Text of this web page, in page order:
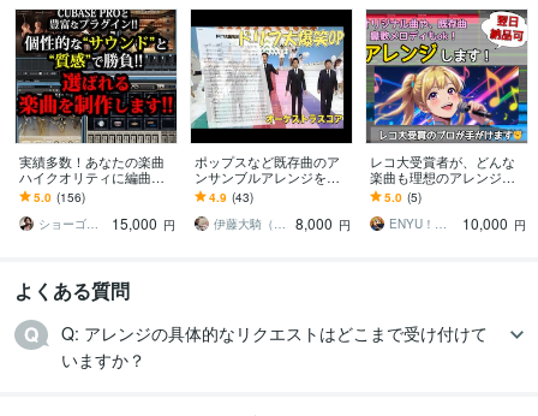
実績多数！あなたの楽曲
ハイクオリティに編曲致
します 個性的な楽曲とサ
ウンドで差別化してみよ
う！
5.0 (156)
ショーゴ＠令和歌謡・CityPop作曲家
15,000 円
ポップスなど既存曲のア
ンサンブルアレンジを承
ります 結婚式やロビー演
奏に！ニーズに応じたど
んな編成でも対応します
4.9 (43)
伊藤大騎（Daiki Ito）
8,000 円
レコ大受賞者が、どんな
楽曲も理想のアレンジに
します メジャー作品も手
がけるプロによるアレン
ジ！ピアノ生演奏！
5.0 (5)
ENYU！音楽とお写真お任せあれ！
10,000 円
よくある質問
Q: アレンジの具体的なリクエストはどこまで受け付けて
いますか？